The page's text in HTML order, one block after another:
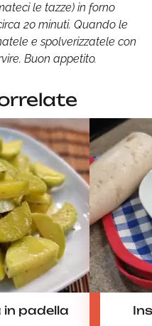
le tazze) in forno
20 minuti. Quando le
e spolverizzatele con
Buon appetito.
padella